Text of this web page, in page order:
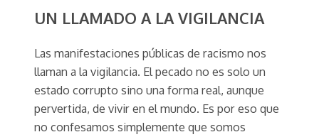
UN LLAMADO A LA VIGILANCIA
Las manifestaciones públicas de racismo nos
llaman a la vigilancia. El pecado no es solo un
estado corrupto sino una forma real, aunque
pervertida, de vivir en el mundo. Es por eso que
no confesamos simplemente que somos